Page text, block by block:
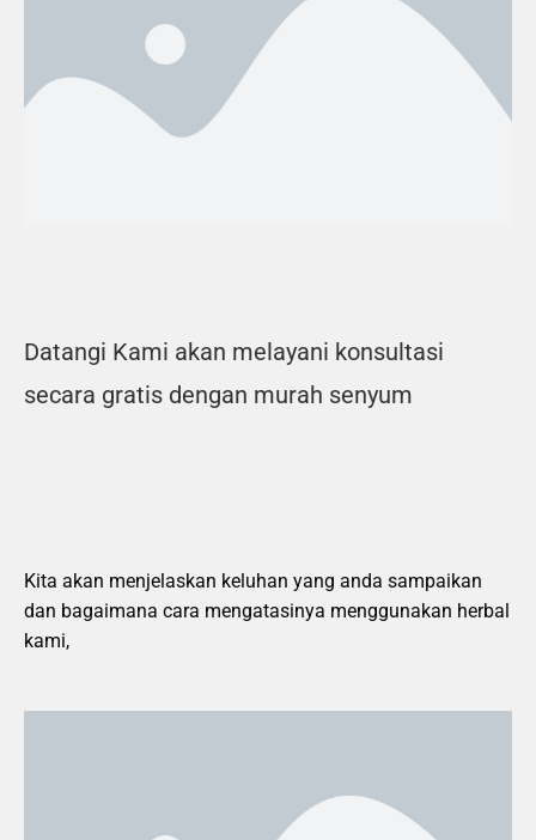
Datangi Kami akan melayani konsultasi
secara gratis dengan murah senyum
Kita akan menjelaskan keluhan yang anda sampaikan
dan bagaimana cara mengatasinya menggunakan herbal
kami,